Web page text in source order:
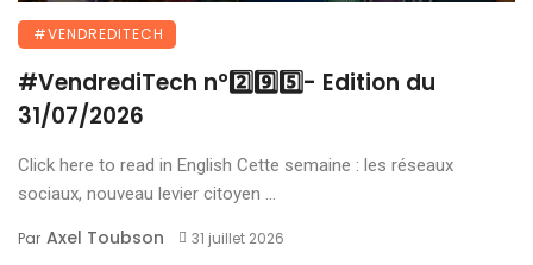
#VENDREDITECH
#VendrediTech n°2️⃣9️⃣5️⃣- Edition du
31/07/2026
Click here to read in English Cette semaine : les réseaux
sociaux, nouveau levier citoyen ...
Par Axel Toubson 31 juillet 2026